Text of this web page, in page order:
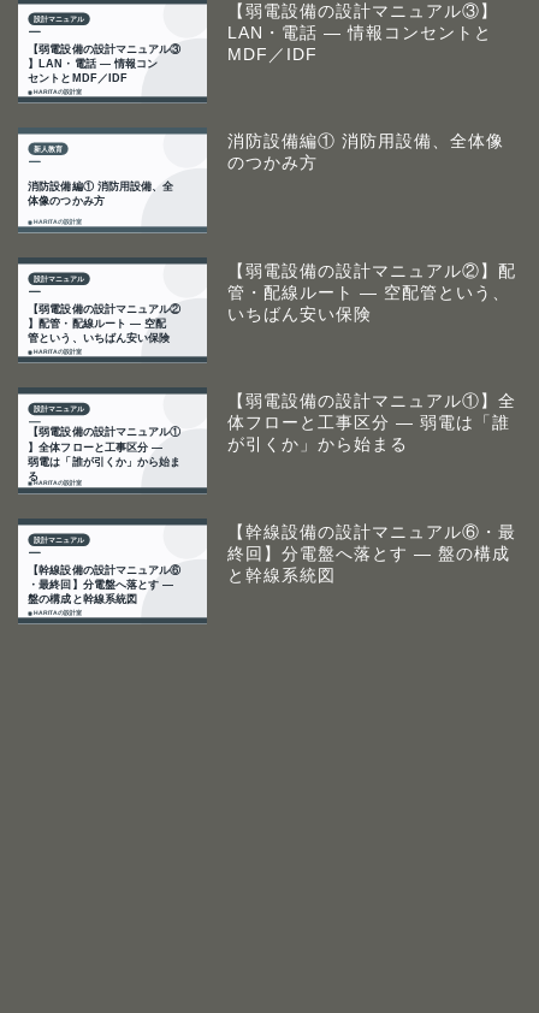
【弱電設備の設計マニュアル③】
LAN・電話 ― 情報コンセントと
MDF／IDF
消防設備編① 消防用設備、全体像
のつかみ方
【弱電設備の設計マニュアル②】配
管・配線ルート ― 空配管という、
いちばん安い保険
【弱電設備の設計マニュアル①】全
体フローと工事区分 ― 弱電は「誰
が引くか」から始まる
【幹線設備の設計マニュアル⑥・最
終回】分電盤へ落とす ― 盤の構成
と幹線系統図